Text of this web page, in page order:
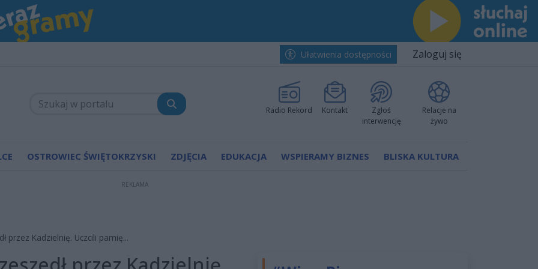
Ułatwienia dostępności Zaloguj się
Radio Rekord Kontakt
Zgłoś
interwencję
Relacje na
żywo
OSTROWIEC ŚWIĘTOKRZYSKI ZDJĘCIA EDUKACJA WSPIERAMY BIZNES BLISKA KULTURA
REKLAMA
przez Kadzielnię. Uczcili pamię...